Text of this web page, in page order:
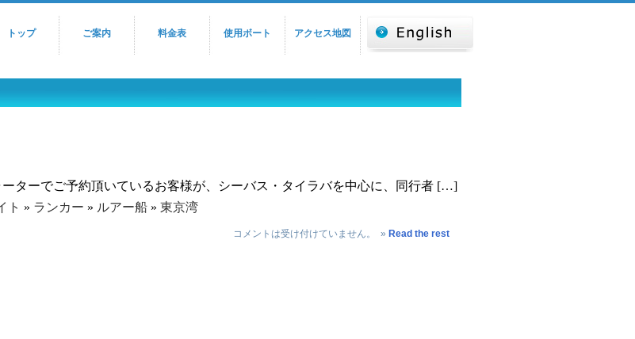
トップ ご案内 料金表 使用ボート アクセス地図
ーでご予約頂いているお客様が、シーバス・タイラバを中心に、同行者 […]
ト » ランカー » ルアー船» 東京湾
コメントは受け付けていません。 » Read the rest